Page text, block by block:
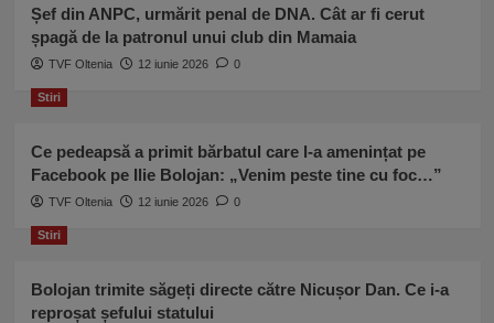
cel
mai
frumos
copil!
a
spus
adevărul
Șef din ANPC, urmărit penal de DNA. Cât ar fi cerut
șpagă de la patronul unui club din Mamaia
TVF Oltenia 12 iunie 2026 0
Stiri
Ce pedeapsă a primit bărbatul care l-a amenințat pe
Facebook pe Ilie Bolojan: „Venim peste tine cu foc…”
TVF Oltenia 12 iunie 2026 0
Stiri
Bolojan trimite săgeți directe către Nicușor Dan. Ce i-a
reproșat șefului statului